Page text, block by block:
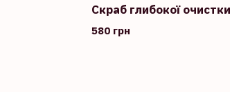
Скраб глибокої очистки
580 грн